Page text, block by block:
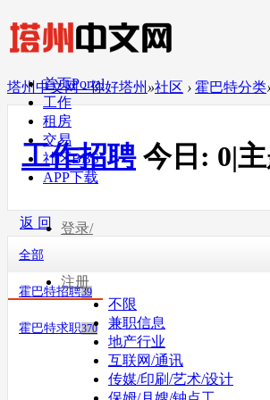
首页Portal
工作
租房
交易
社区BBS
APP下载
登录/
注册
塔州中文网 - 你好塔州 »社区 › 霍巴特分类›
工作招聘 今日: 0|
返 回
全部
霍巴特招聘39
霍巴特求职370
不限
兼职信息
地产行业
互联网/通讯
传媒/印刷/艺术/设计